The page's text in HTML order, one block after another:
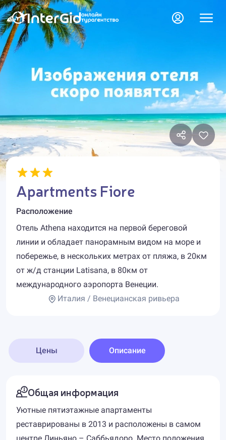
Apartments Fiore
Расположение
Отель Athena находится на первой береговой
линии и обладает панорамным видом на море и
побережье, в нескольких метрах от пляжа, в 20км
от ж/д станции Latisana, в 80км от
международного аэропорта Венеции.
Италия / Венецианская ривьера
Цены Описание
Общая информация
Уютные пятиэтажные апартаменты
реставрированы в 2013 и расположены в самом